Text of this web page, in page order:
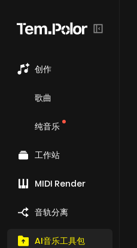
创作
歌曲
纯音乐
工作站
MIDI Render
音轨分离
AI音乐工具包